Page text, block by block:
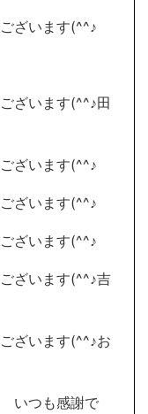
ざいます(^^♪
ざいます(^^♪田
ざいます(^^♪
ざいます(^^♪
ざいます(^^♪
ざいます(^^♪吉
ざいます(^^♪お
いつも感謝で